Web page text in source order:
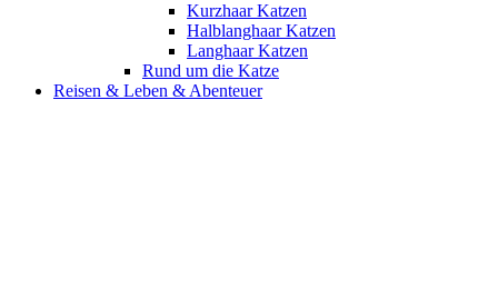
Kurzhaar Katzen
Halblanghaar Katzen
Langhaar Katzen
Rund um die Katze
Reisen & Leben & Abenteuer